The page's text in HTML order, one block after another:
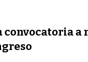
convocatoria a